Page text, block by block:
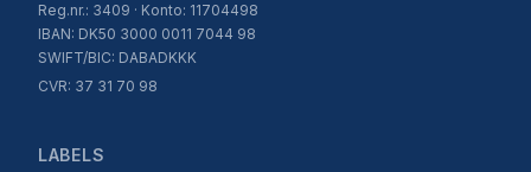
Reg.nr.: 3409 · Konto: 11704498
IBAN: DK50 3000 0011 7044 98
SWIFT/BIC: DABADKKK
CVR: 37 31 70 98
LABELS